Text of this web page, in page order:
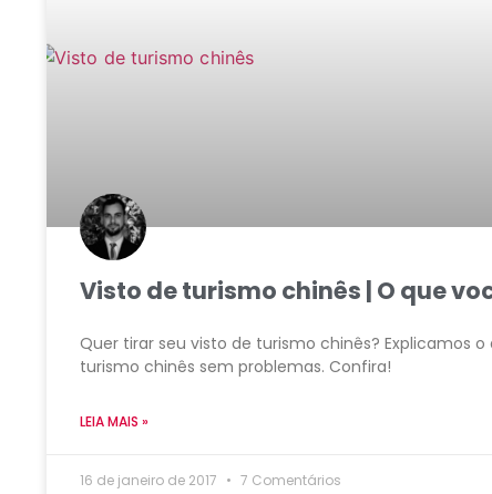
Visto de turismo chinês | O que
Quer tirar seu visto de turismo chinês? Explicamos
turismo chinês sem problemas. Confira!
LEIA MAIS »
16 de janeiro de 2017 7 Comentários